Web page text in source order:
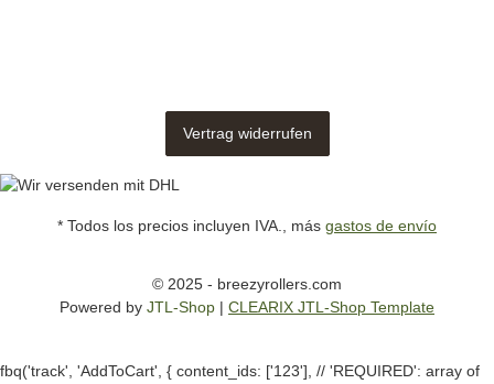
Vertrag widerrufen
* Todos los precios incluyen IVA., más gastos de envío
© 2025 - breezyrollers.com
Powered by JTL-Shop | CLEARIX JTL-Shop Template
fbq('track', 'AddToCart', { content_ids: ['123'], // 'REQUIRED': array of